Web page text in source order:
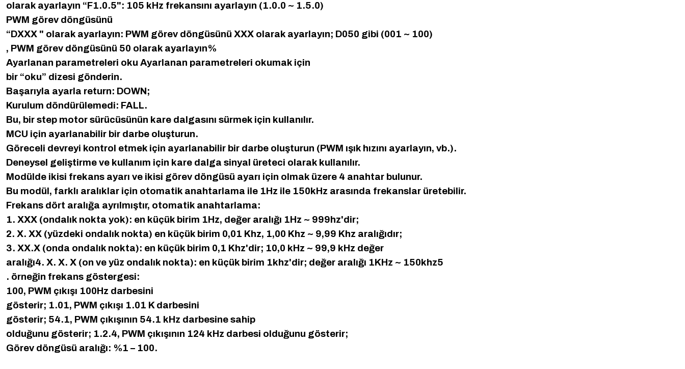
olarak ayarlayın “F1.0.5": 105 kHz frekansını ayarlayın (1.0.0 ~ 1.5.0)
PWM görev döngüsünü
“DXXX " olarak ayarlayın: PWM görev döngüsünü XXX olarak ayarlayın; D050 gibi (001 ~ 100)
, PWM görev döngüsünü 50 olarak ayarlayın%
Ayarlanan parametreleri oku Ayarlanan parametreleri okumak için
bir “oku” dizesi gönderin.
Başarıyla ayarla return: DOWN;
Kurulum döndürülemedi: FALL.
Bu, bir step motor sürücüsünün kare dalgasını sürmek için kullanılır.
MCU için ayarlanabilir bir darbe oluşturun.
Göreceli devreyi kontrol etmek için ayarlanabilir bir darbe oluşturun (PWM ışık hızını ayarlayın, vb.).
Deneysel geliştirme ve kullanım için kare dalga sinyal üreteci olarak kullanılır.
Modülde ikisi frekans ayarı ve ikisi görev döngüsü ayarı için olmak üzere 4 anahtar bulunur.
Bu modül, farklı aralıklar için otomatik anahtarlama ile 1Hz ile 150kHz arasında frekanslar üretebilir.
Frekans dört aralığa ayrılmıştır, otomatik anahtarlama:
1. XXX (ondalık nokta yok): en küçük birim 1Hz, değer aralığı 1Hz ~ 999hz'dir;
2. X. XX (yüzdeki ondalık nokta) en küçük birim 0,01 Khz, 1,00 Khz ~ 9,99 Khz aralığıdır;
3. XX.X (onda ondalık nokta): en küçük birim 0,1 Khz'dir; 10,0 kHz ~ 99,9 kHz değer
aralığı4. X. X. X (on ve yüz ondalık nokta): en küçük birim 1khz'dir; değer aralığı 1KHz ~ 150khz5
. örneğin frekans göstergesi:
100, PWM çıkışı 100Hz darbesini
gösterir; 1.01, PWM çıkışı 1.01 K darbesini
gösterir; 54.1, PWM çıkışının 54.1 kHz darbesine sahip
olduğunu gösterir; 1.2.4, PWM çıkışının 124 kHz darbesi olduğunu gösterir;
Görev döngüsü aralığı: %1 – 100.